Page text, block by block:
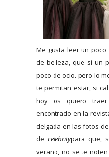
Me gusta leer un
de belleza, que si un
poco de ocio, pero lo
te permitan estar, si
hoy os quiero
encontrado en la
delgada en las fotos
decelebritypara que,
verano, no se te